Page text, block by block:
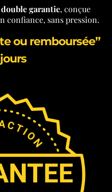
double garantie, conçue
confiance, sans pression.
ou remboursée”